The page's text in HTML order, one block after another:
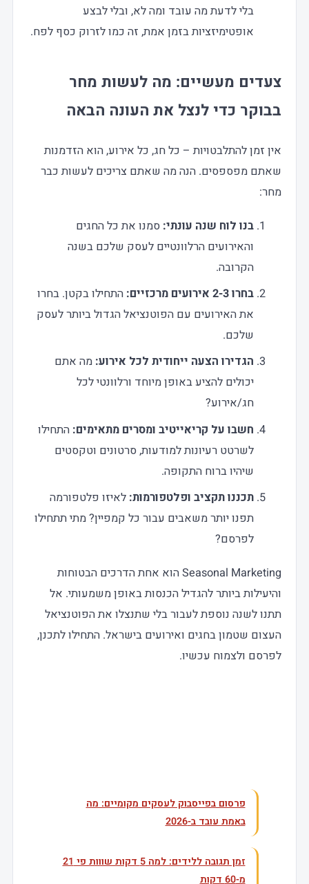
בלי לדעת מה עובד ומה לא, ובלי לבצע
אופטימיזציות בזמן אמת, זה כמו לזרוק כסף לפח.
צעדים מעשיים: מה לעשות מחר
בבוקר כדי לנצל את העונה הבאה
אין זמן להתלבטויות – כל חג, כל אירוע, הוא הזדמנות
שאתם מפספסים. הנה מה שאתם צריכים לעשות כבר
מחר:
בנו לוח שנה עונתי: סמנו את כל החגים
והאירועים הרלוונטיים לעסק שלכם בשנה
הקרובה.
בחרו 2-3 אירועים מרכזיים:
התחילו בקטן. בחרו
את האירועים עם הפוטנציאל הגדול ביותר לעסק
שלכם.
הגדירו הצעה ייחודית לכל אירוע: מה אתם
יכולים להציע באופן מיוחד ורלוונטי לכל
חג/אירוע?
חשבו על קריאייטיב ומסרים מתאימים: התחילו
לשרטט רעיונות למודעות, סרטונים וטקסטים
שיהיו ברוח התקופה.
תכננו תקציב ופלטפורמות: לאיזו פלטפורמה
תפנו יותר משאבים עבור כל קמפיין? מתי תתחילו
לפרסם?
Seasonal Marketing הוא אחת הדרכים הבטוחות
והיעילות ביותר להגדיל הכנסות באופן משמעותי. אל
תתנו לשנה נוספת לעבור בלי שתנצלו את הפוטנציאל
העצום שטמון בחגים ואירועים בישראל. התחילו לתכנן,
לפרסם ולצמוח עכשיו.
פרסום בפייסבוק לעסקים מקומיים: מה
באמת עובד ב-2026
זמן תגובה ללידים: למה 5 דקות שווות פי 21
מ-60 דקות